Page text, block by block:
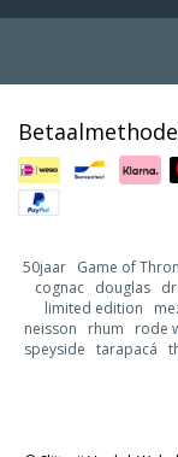
50jaar Game of
cognac douglas
limited edition
neisson
rhum rode
speyside tarapacá